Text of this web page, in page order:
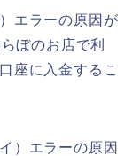
エラーの原因が
ぼのお店で利
座に入金するこ
）エラーの原因